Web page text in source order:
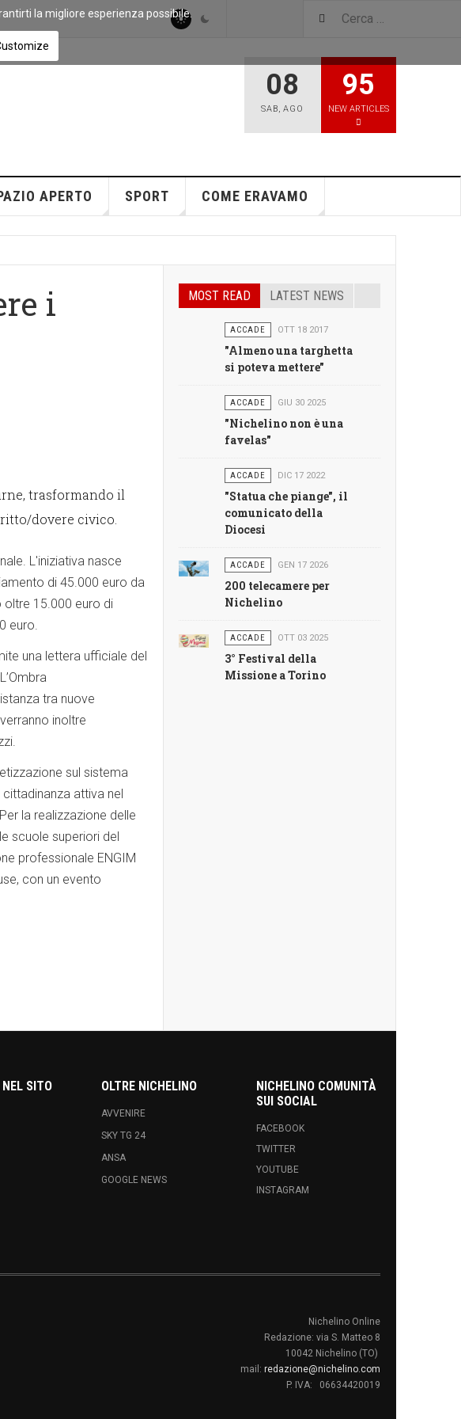
08
SAB, AGO
95
NEW ARTICLES
APERTO SPORT COME ERAVAMO
i
trasformando il
dovere civico.
L'iniziativa nasce
di 45.000 euro da
oltre 15.000 euro di
euro.
una lettera ufficiale del
tra nuove
inoltre
sul sistema
attiva nel
la realizzazione delle
scuole superiori del
professionale ENGIM
con un evento
MOST READ LATEST NEWS
ACCADE OTT 18 2017
"Almeno una targhetta
si poteva mettere"
ACCADE GIU 30 2025
"Nichelino non è una
favelas"
ACCADE DIC 17 2022
"Statua che piange", il
comunicato della
Diocesi
ACCADE GEN 17 2026
200 telecamere per
Nichelino
ACCADE OTT 03 2025
3° Festival della
Missione a Torino
NEL SITO OLTRE NICHELINO
AVVENIRE
SKY TG 24
ANSA
GOOGLE NEWS
NICHELINO COMUNITÀ
SUI SOCIAL
FACEBOOK
TWITTER
YOUTUBE
INSTAGRAM
Nichelino Online
Redazione: via S. Matteo 8
10042 Nichelino (TO)
mail: redazione@nichelino.com
P. IVA: 06634420019
la migliore esperienza possibile.